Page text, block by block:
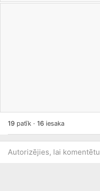
19patīk · 16iesaka
Autorizējies, lai komentētu